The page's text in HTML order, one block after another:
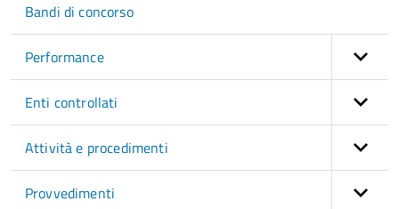
Bandi di concorso
Performance
Enti controllati
Attività e procedimenti
Provvedimenti